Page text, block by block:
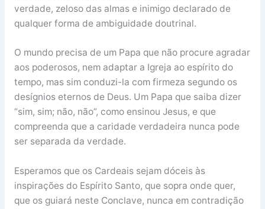
verdade, zeloso das almas e inimigo declarado de
qualquer forma de ambiguidade doutrinal.
O mundo precisa de um Papa que não procure agradar
aos poderosos, nem adaptar a Igreja ao espírito do
tempo, mas sim conduzi-la com firmeza segundo os
desígnios eternos de Deus. Um Papa que saiba dizer
“sim, sim; não, não”, como ensinou Jesus, e que
compreenda que a caridade verdadeira nunca pode
ser separada da verdade.
Esperamos que os Cardeais sejam dóceis às
inspirações do Espírito Santo, que sopra onde quer,
que os guiará neste Conclave, nunca em contradição